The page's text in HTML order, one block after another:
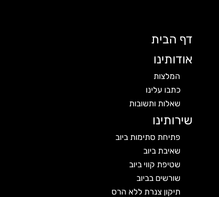
דף הבית
אודותינו
המלצות
כתבו עלינו
שאלות ותשובות
שירותינו
פתיחת סתימות ביוב
שאיבת ביוב
שטיפת קווי ביוב
שורשים בביוב
תיקון צנרת ללא הרס